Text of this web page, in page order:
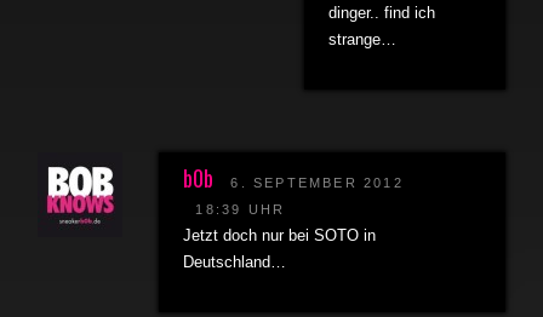
dinger.. find ich
strange…
b0b
6. SEPTEMBER 2012
18:39 UHR
Jetzt doch nur bei SOTO in
Deutschland…